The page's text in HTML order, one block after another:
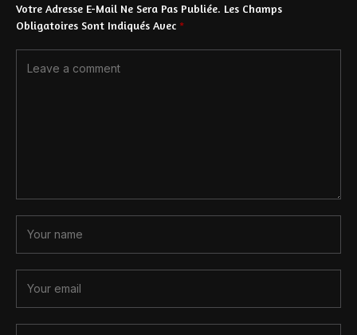
Votre Adresse E-Mail Ne Sera Pas Publiée. Les Champs
Obligatoires Sont Indiqués Avec *